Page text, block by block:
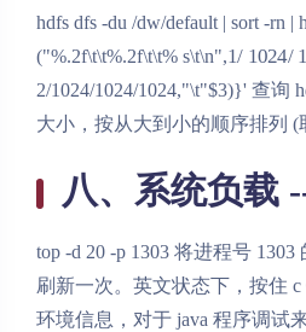
hdfs dfs -du /dw/default | sort -rn |
("%.2f\t\t%.2f\t\t% s\t\n",1 / 1024 /
2/1024/1024/1024,"\t"$3)}' 查询
大小，按从大到小的顺序排列 (
八、系统负载
top -d 20 -p 1303 将进程号
刷新一次。英文状态下，按住
环境信息，对于 java 程序调试